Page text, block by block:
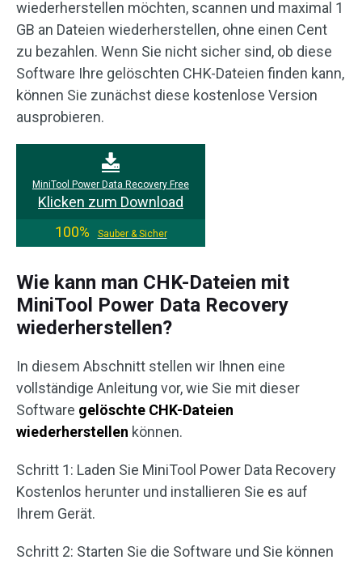
wiederherstellen möchten, scannen und maximal 1
GB an Dateien wiederherstellen, ohne einen Cent
zu bezahlen. Wenn Sie nicht sicher sind, ob diese
Software Ihre gelöschten CHK-Dateien finden kann,
können Sie zunächst diese kostenlose Version
ausprobieren.
MiniTool Power Data Recovery Free
Klicken zum Download
100%
Sauber & Sicher
Wie kann man CHK-Dateien mit
MiniTool Power Data Recovery
wiederherstellen?
In diesem Abschnitt stellen wir Ihnen eine
vollständige Anleitung vor, wie Sie mit dieser
Software gelöschte CHK-Dateien
wiederherstellen können.
Schritt 1: Laden Sie MiniTool Power Data Recovery
Kostenlos herunter und installieren Sie es auf
Ihrem Gerät.
Schritt 2: Starten Sie die Software und Sie können